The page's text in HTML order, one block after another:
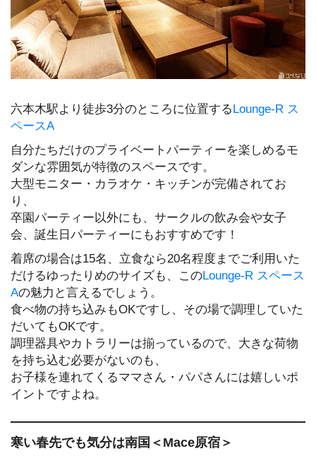
六本木駅より徒歩3分のところに位置するLounge-R ス
ペースA
自分たちだけのプライベートパーティーを楽しめるモ
ダンな雰囲気が特徴のスペースです。
大型モニター・カラオケ・キッチンが完備されてお
り、
卒園パーティー以外にも、サークルの飲み会や女子
会、誕生日パーティーにもおすすめです！
着席の場合は15名、立食なら20名程度までご利用いた
だけるゆったりめのサイズも、このLounge-R スペース
Aの魅力と言えるでしょう。
食べ物の持ち込みもOKですし、その場で調理していた
だいてもOKです。
調理器具やカトラリーは揃っているので、大きな荷物
を持ち込む必要がないのも、
お子様を連れてくるママさん・パパさんには嬉しいポ
イントですよね。
寒い春先でも気分は南国＜Mace原宿＞